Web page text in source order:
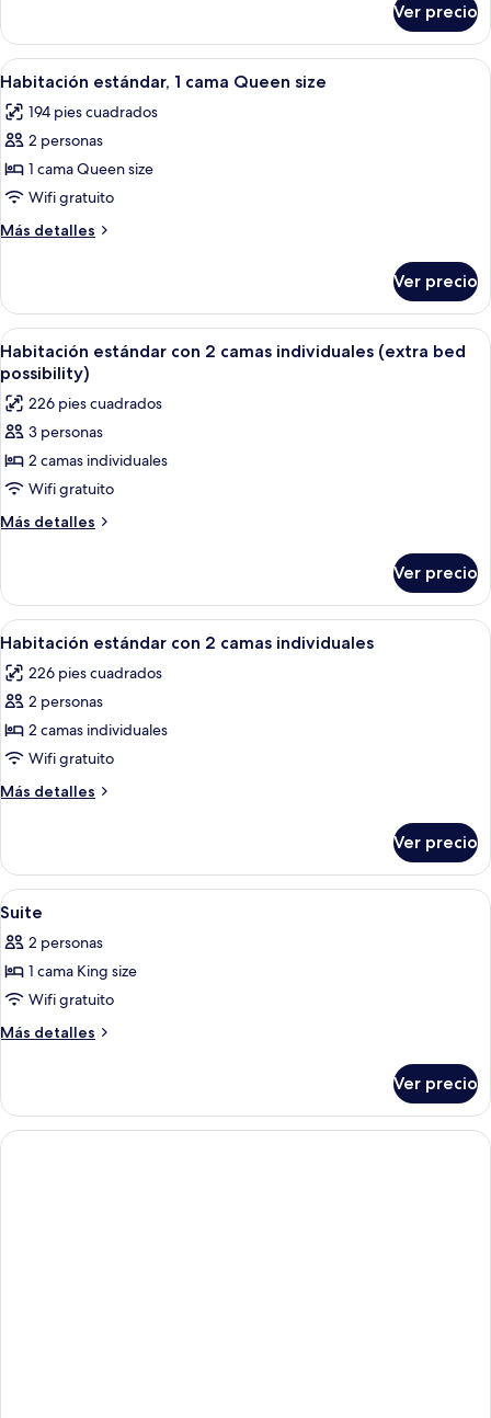
King
size
superior,
cama
size
Ver precio
Abrir
todas
las
fotos
de
Habitación
estándar,
1
Queen
size
Habitación de hotel con cama,
6
Habitación estándar, 1 cama Queen size
194 pies cuadrados
2 personas
1 cama Queen size
Wifi gratuito
Más detalles
Más
estándar,
cama
Queen
size
Ver precio
Abrir
todas
las
fotos
de
Habitación
estándar
con
individuales
(extra
bed
possibility)
Una habitación de hotel con dos
6
Habitación estándar con 2 camas individuales (extra bed
possibility)
226 pies cuadrados
3 personas
2 camas individuales
Wifi gratuito
Más detalles
Más
estándar
con
2
individuales
(extra
possibility)
Ver precio
Abrir
todas
las
fotos
de
Habitación
estándar
con
camas
individuales
Habitación de hotel con una cama
6
Habitación estándar con 2 camas individuales
226 pies cuadrados
2 personas
2 camas individuales
Wifi gratuito
Más detalles
Más
estándar
con
2
individuales
Ver precio
Abrir
todas
las
fotos
de
Suite
Un baño moderno con un lavabo
2
Suite
2 personas
1 cama King size
Wifi gratuito
Más detalles
Más
Ver precio